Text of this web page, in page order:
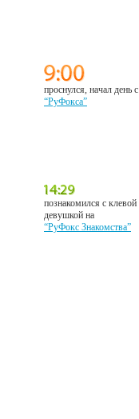
проснулся, начал день с
“РуФокса”
познакомился с клевой
девушкой на
“РуФокс Знакомства”